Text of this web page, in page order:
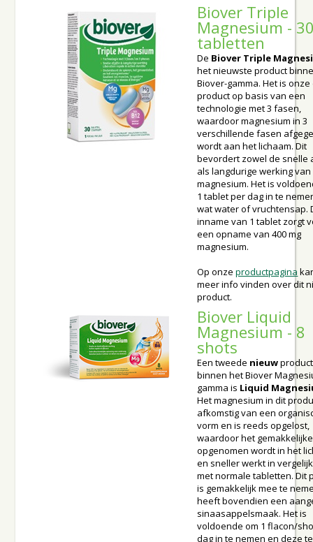
Biover Triple
Magnesium -
tabletten
De Biover Triple
het nieuwste product
Biover-gamma. Het is
product op basis van een
technologie met 3 fasen,
waardoor magnesium in 3
verschillende fasen
wordt aan het lichaam. Dit
bevordert zowel de snelle
als langdurige werking van
magnesium. Het is
1 tablet per dag in te
wat water of vruchtensap.
inname van 1 tablet zorgt
een opname van 400 mg
magnesium.
Op onzeproductpagina
meer info vinden over dit
product.
Biover Liquid
Magnesium - 8
shots
Een tweede nieuwproduct
binnen het Biover
gamma is Liquid
Het magnesium in dit
afkomstig van een
vorm en is reeds opgelost,
waardoor het
opgenomen wordt in het
en sneller werkt in
met normale tabletten. Dit
is gemakkelijk mee te
heeft bovendien een
sinaasappelsmaak. Het is
voldoende om 1 flacon/
dag in te nemen en deze te